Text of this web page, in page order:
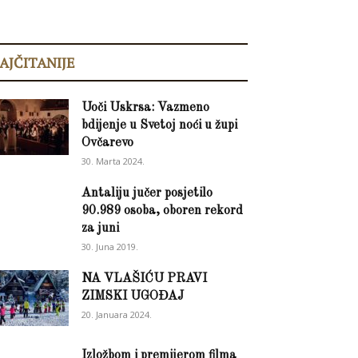
Uoči Uskrsa: Vazmeno
bdijenje u Svetoj noći u župi
Ovčarevo
30. Marta 2024.
Antaliju jučer posjetilo
90.989 osoba, oboren rekord
za juni
30. Juna 2019.
NA VLAŠIĆU PRAVI
ZIMSKI UGOĐAJ
20. Januara 2024.
Izložbom i premijerom filma